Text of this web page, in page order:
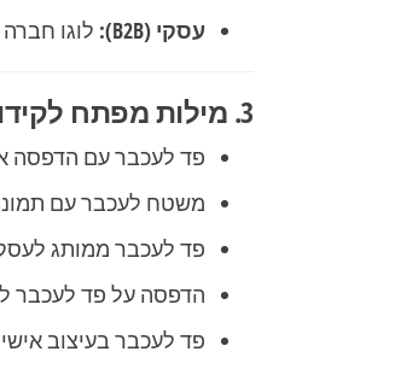
עסקי (B2B):
לוגו
3. מילות מפתח לקידום (SEO)
פד לעכבר עם הדפסה
משטח לעכבר עם
פד לעכבר ממותג
הדפסה על פד לעכבר
פד לעכבר בעיצוב אישי